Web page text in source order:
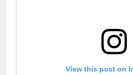
View this post on